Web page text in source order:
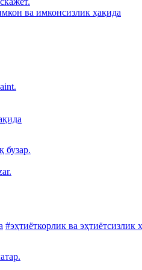
ва имконсизлик ҳақида
бузар.
#эҳтиёткорлик ва эҳтиётсизлик